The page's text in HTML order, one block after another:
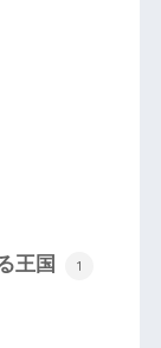
王国 1